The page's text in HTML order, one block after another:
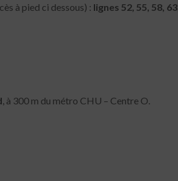
à pied ci dessous) : lignes 52, 55, 58, 63,
, à 300 m du métro CHU – Centre O.